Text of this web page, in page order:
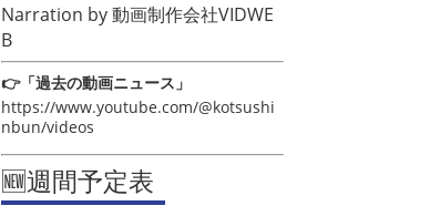
Narration by動画制作会社VIDWE
B
👉「過去の動画ニュース」
https://www.youtube.com/@kotsushi
nbun/videos
🆕週間予定表